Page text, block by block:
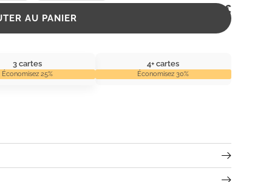
2,99€
AU PANIER
3 cartes
Économisez 25%
4+ cartes
Économisez 30%